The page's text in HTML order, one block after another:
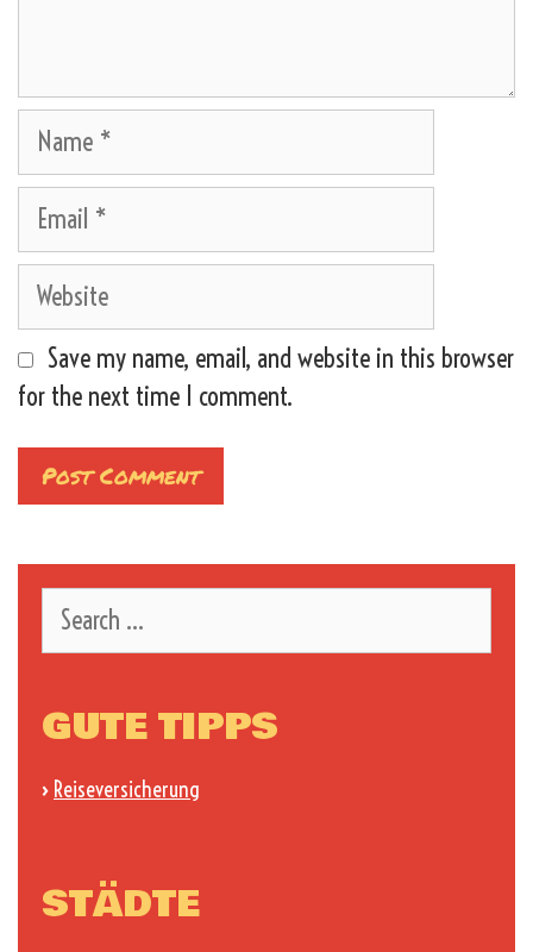
Name
Email
Website
Save my name, email, and website in this browser
for the next time I comment.
for:
GUTE TIPPS
› Reiseversicherung
STÄDTE